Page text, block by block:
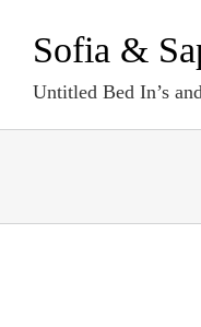
InhaltSofia &
Untitled Bed In’s